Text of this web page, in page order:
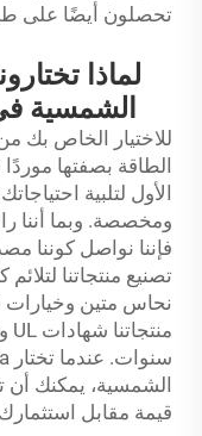
تحصلون أيضًا على
لماذا
الشمسية
للاختيار الخاص بك
الطاقة
الأول لتلبية
فإننا نواصل كوننا
تصنيع منتجاتنا
نحاس متين وخيارات
الشمسية، يمكنك
قيمة مقابل